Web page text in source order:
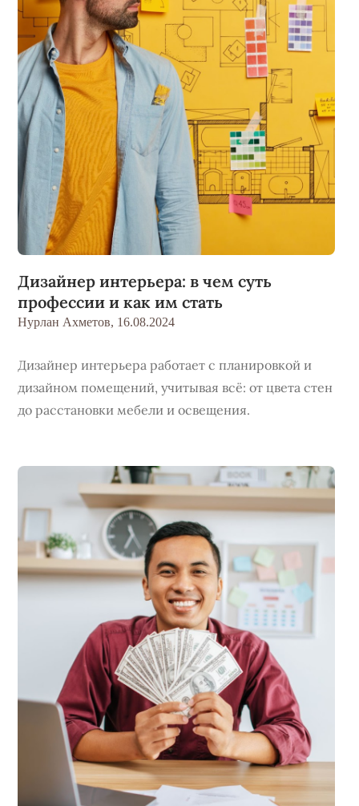
Дизайнер интерьера: в чем суть
профессии и как им стать
Нурлан Ахметов, 16.08.2024
Дизайнер интерьера работает с планировкой и
дизайном помещений, учитывая всё: от цвета стен
до расстановки мебели и освещения.